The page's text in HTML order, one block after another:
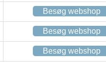
Besøg webshop
Besøg webshop
Besøg webshop